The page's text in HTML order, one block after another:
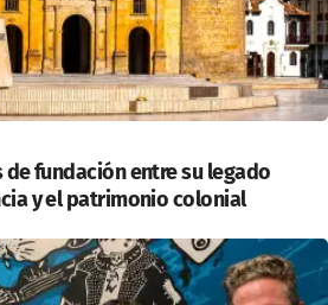
de fundación entre su legado
y el patrimonio colonial